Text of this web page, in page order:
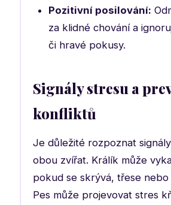
Pozitivní posilování:
za klidné chování a
či hravé pokusy.
Signály stresu a
konfliktů
Je důležité rozpoznat
obou zvířat. Králík může
pokud se skrývá, třese nebo
Pes může projevovat stres